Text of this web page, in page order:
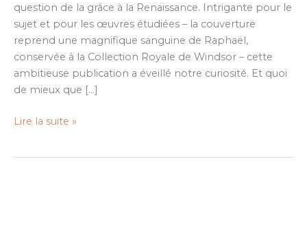
question de la grâce à la Renaissance. Intrigante pour le
sujet et pour les œuvres étudiées – la couverture
reprend une magnifique sanguine de Raphaël,
conservée à la Collection Royale de Windsor – cette
ambitieuse publication a éveillé notre curiosité. Et quoi
de mieux que […]
Lire la suite »